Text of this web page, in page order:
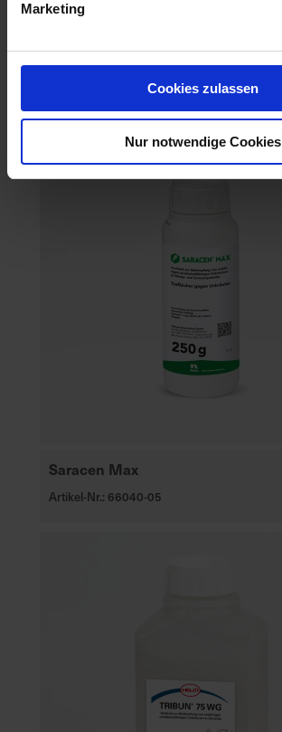
Marketing
Cookies zulassen
Nur notwendige Cookies
Boudha
Artikel-Nr.: 60900-51-cfg
Saracen Max
Artikel-Nr.: 66040-05